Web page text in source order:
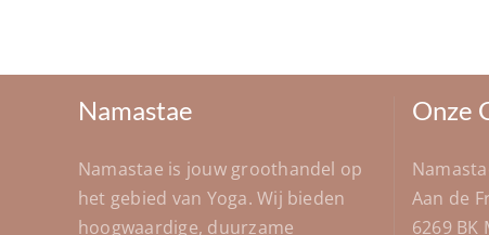
Namastae
Namastae is jouw groothandel op
het gebied van Yoga. Wij bieden
hoogwaardige, duurzame
Onze
Aan de
6269 BK